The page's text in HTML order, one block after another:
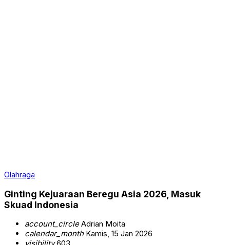
Olahraga
Ginting Kejuaraan Beregu Asia 2026, Masuk
Skuad Indonesia
account_circleAdrian Moita
calendar_monthKamis, 15 Jan 2026